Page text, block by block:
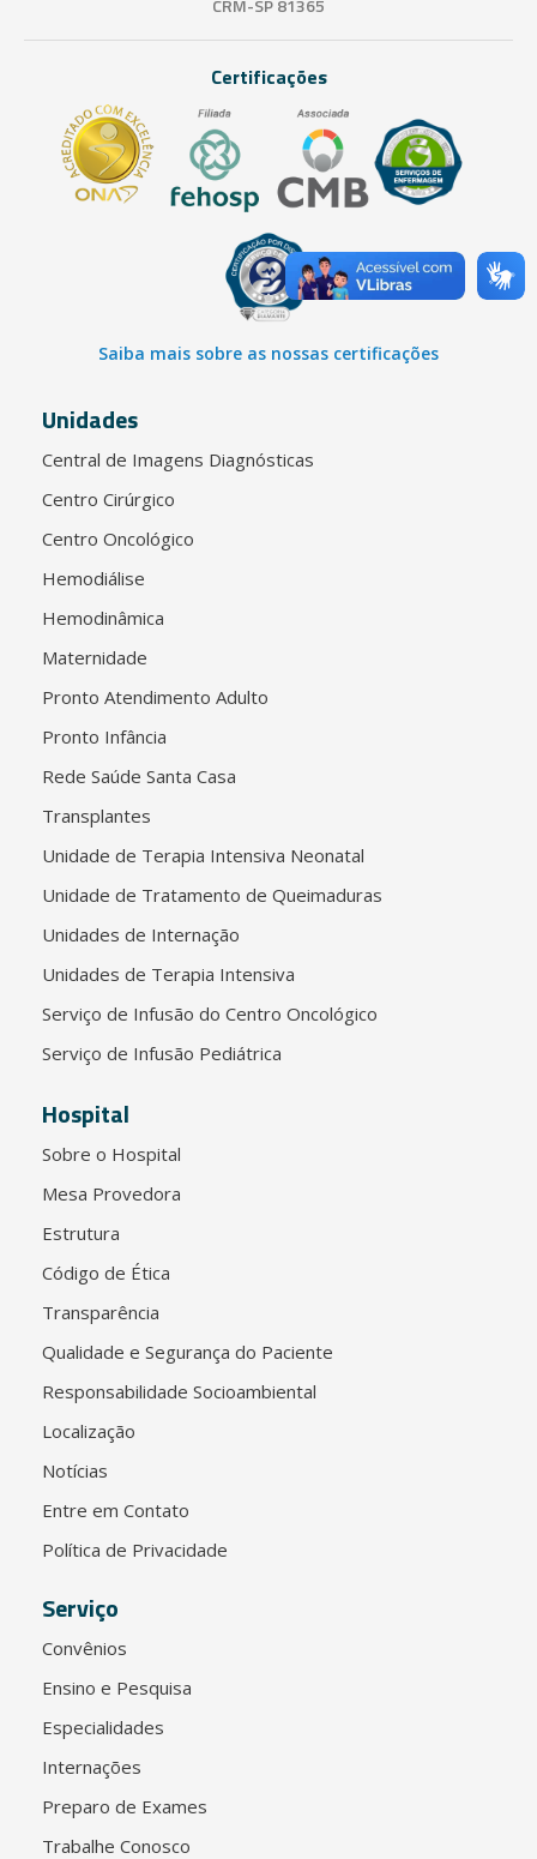
CRM-SP 81365
Certificações
Saiba mais sobre as nossas certificações
Unidades
Central de Imagens Diagnósticas
Centro Cirúrgico
Centro Oncológico
Hemodiálise
Hemodinâmica
Maternidade
Pronto Atendimento Adulto
Pronto Infância
Rede Saúde Santa Casa
Transplantes
Unidade de Terapia Intensiva Neonatal
Unidade de Tratamento de Queimaduras
Unidades de Internação
Unidades de Terapia Intensiva
Serviço de Infusão do Centro Oncológico
Serviço de Infusão Pediátrica
Hospital
Sobre o Hospital
Mesa Provedora
Estrutura
Código de Ética
Transparência
Qualidade e Segurança do Paciente
Responsabilidade Socioambiental
Localização
Notícias
Entre em Contato
Política de Privacidade
Serviço
Convênios
Ensino e Pesquisa
Especialidades
Internações
Preparo de Exames
Trabalhe Conosco